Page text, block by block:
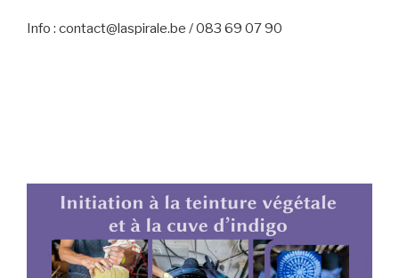
Info : contact@laspirale.be / 083 69 07 90